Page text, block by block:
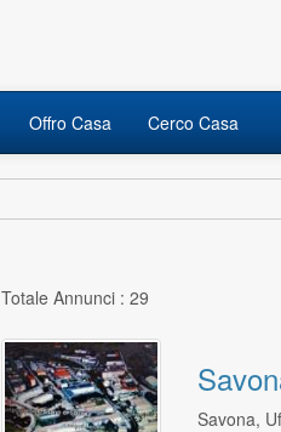
Offro Casa Cerco Casa
Totale Annunci : 29
Savona,